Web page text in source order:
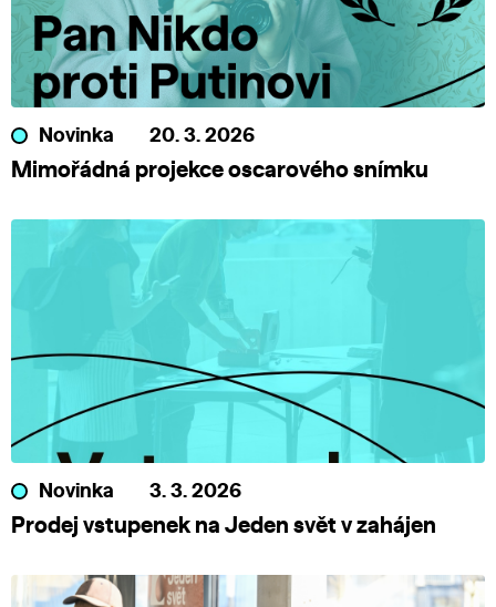
Novinka 20. 3. 2026
Mimořádná projekce oscarového snímku
Novinka 3. 3. 2026
Prodej vstupenek na Jeden svět v zahájen